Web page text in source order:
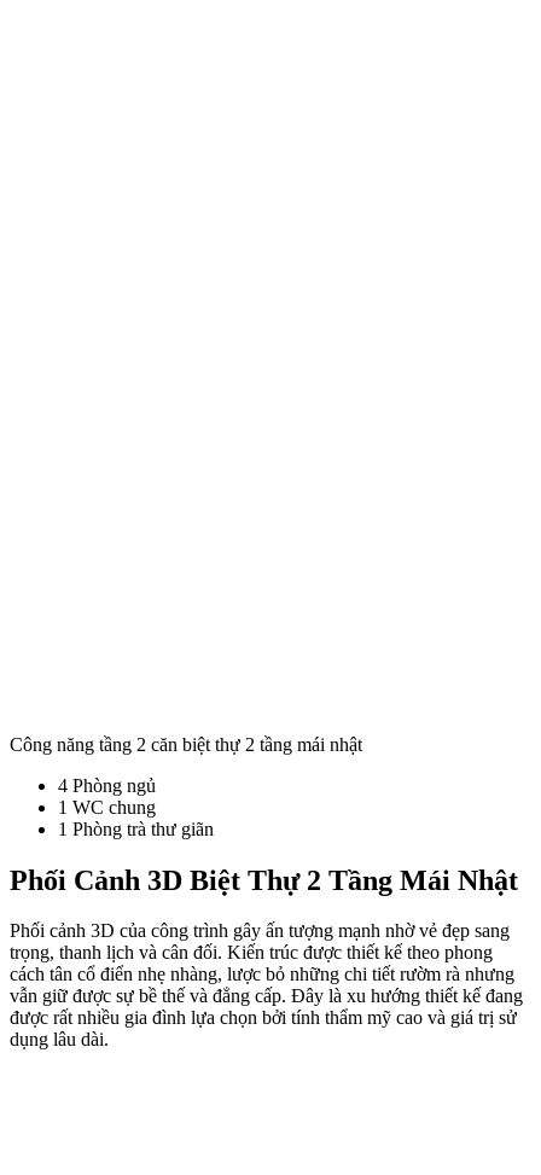
Công năng tầng 2 căn biệt thự 2 tầng mái nhật
4 Phòng ngủ
1 WC chung
1 Phòng trà thư giãn
Phối Cảnh 3D Biệt Thự 2 Tầng Mái Nhật
Phối cảnh 3D của công trình gây ấn tượng mạnh nhờ vẻ đẹp sang
trọng, thanh lịch và cân đối. Kiến trúc được thiết kế theo phong
cách tân cổ điển nhẹ nhàng, lược bỏ những chi tiết rườm rà nhưng
vẫn giữ được sự bề thế và đẳng cấp. Đây là xu hướng thiết kế đang
được rất nhiều gia đình lựa chọn bởi tính thẩm mỹ cao và giá trị sử
dụng lâu dài.